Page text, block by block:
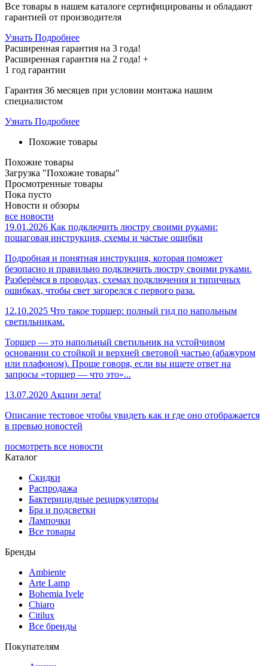
Все товары в нашем каталоге сертифицированы и обладают
гарантией от производителя
Узнать Подробнее
Расширенная гарантия на 3 года!
Расширенная гарантия на 2 года! +
1 год гарантии
Гарантия 36 месяцев при условии монтажа нашим
специалистом
Узнать Подробнее
Похожие товары
Похожие товары
Загрузка "Похожие товары"
Просмотренные товары
Пока пусто
Новости и обзоры
все новости
19.01.2026 Как подключить люстру своими руками:
пошаговая инструкция, схемы и частые ошибки
Подробная и понятная инструкция, которая поможет
безопасно и правильно подключить люстру своими руками.
Разберёмся в проводах, схемах подключения и типичных
ошибках, чтобы свет загорелся с первого раза.
12.10.2025 Что такое торшер: полный гид по напольным
светильникам.
Торшер — это напольный светильник на устойчивом
основании со стойкой и верхней световой частью (абажуром
или плафоном). Проще говоря, если вы ищете ответ на
запросы «торшер — что это»...
13.07.2020 Акции лета!
Описание тестовое чтобы увидеть как и где оно отображается
в превью новостей
посмотреть все новости
Каталог
Скидки
Распродажа
Бактерицидные рециркуляторы
Бра и подсветки
Лампочки
Все товары
Бренды
Ambiente
Arte Lamp
Bohemia Ivele
Chiaro
Citilux
Все бренды
Покупателям